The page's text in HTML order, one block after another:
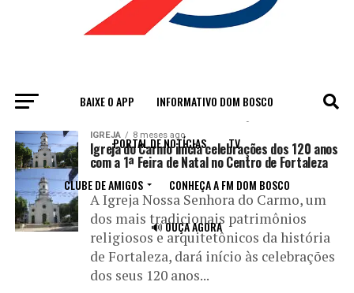
BAIXE O APP INFORMATIVO DOM BOSCO
PORTAL DE NOTÍCIAS TV
CLUBE DE AMIGOS CONHEÇA A FM DOM BOSCO
🔊 OUÇA AGORA
All posts tagged "celebração"
IGREJA 8 meses ago
Igreja do Carmo inicia celebrações dos 120 anos
com a 1ª Feira de Natal no Centro de Fortaleza
A Igreja Nossa Senhora do Carmo, um
dos mais tradicionais patrimônios
religiosos e arquitetônicos da história
de Fortaleza, dará início às celebrações
dos seus 120 anos...